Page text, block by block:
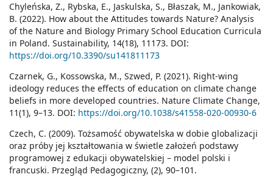
Chyleńska, Z., Rybska, E., Jaskulska, S., Błaszak, M., Jankowiak,
B. (2022). How about the Attitudes towards Nature? Analysis
of the Nature and Biology Primary School Education Curricula
in Poland. Sustainability, 14(18), 11173. DOI:
https://doi.org/10.3390/su141811173
Czarnek, G., Kossowska, M., Szwed, P. (2021). Right-wing
ideology reduces the effects of education on climate change
beliefs in more developed countries. Nature Climate Change,
11(1), 9–13. DOI: https://doi.org/10.1038/s41558-020-00930-6
Czech, C. (2009). Tożsamość obywatelska w dobie globalizacji
oraz próby jej kształtowania w świetle założeń podstawy
programowej z edukacji obywatelskiej – model polski i
francuski. Przegląd Pedagogiczny, (2), 90–101.